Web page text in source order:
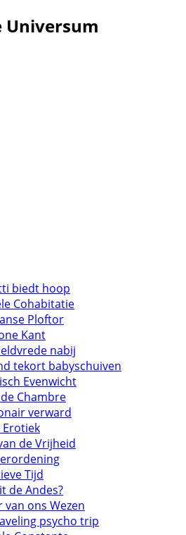
Universum
biedt hoop
Cohabitatie
Ploftor
Kant
nabij
tekort babyschuiven
Evenwicht
Chambre
verward
Erotiek
de Vrijheid
Tijd
de Andes?
van ons Wezen
psycho trip